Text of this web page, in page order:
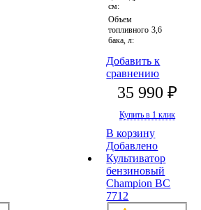
см:
Объем
топливного
бака, л:
3,6
Добавить к
сравнению
35 990 ₽
Купить в 1 клик
В корзину
Добавлено
Культиватор
бензиновый
Champion ВC
7712